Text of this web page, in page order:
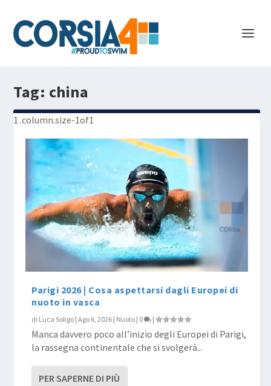
Tag: china
Parigi 2026 | Cosa aspettarsi dagli Europei di
nuoto in vasca
di Luca Soligo |Ago 6, 2026 | Nuoto | 0 |
Manca davvero poco all’inizio degli Europei di Parigi,
la rassegna continentale che si svolgerà...
PER SAPERNE DI PIÙ